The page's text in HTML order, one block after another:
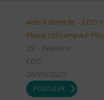
Aide à domicile - CDD
Plouarzel/Lampaul-
29 - Finistère
CDD
26/09/2025
POSTULER